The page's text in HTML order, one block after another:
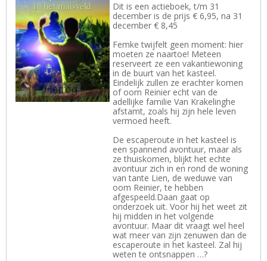
Dit is een actieboek, t/m 31
december is de prijs € 6,95, na 31
december € 8,45
Femke twijfelt geen moment: hier
moeten ze naartoe! Meteen
reserveert ze een vakantiewoning
in de buurt van het kasteel.
Eindelijk zullen ze erachter komen
of oom Reinier echt van de
adellijke familie Van Krakelinghe
afstamt, zoals hij zijn hele leven
vermoed heeft.
De escaperoute in het kasteel is
een spannend avontuur, maar als
ze thuiskomen, blijkt het echte
avontuur zich in en rond de woning
van tante Lien, de weduwe van
oom Reinier, te hebben
afgespeeld.Daan gaat op
onderzoek uit. Voor hij het weet zit
hij midden in het volgende
avontuur. Maar dit vraagt wel heel
wat meer van zijn zenuwen dan de
escaperoute in het kasteel. Zal hij
weten te ontsnappen …?